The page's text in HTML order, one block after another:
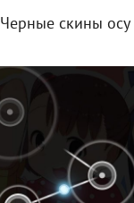
Черные скины осу